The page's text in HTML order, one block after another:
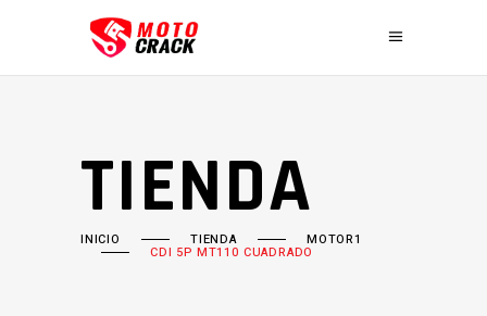
TIENDA
INICIO TIENDA MOTOR1
CDI 5P MT110 CUADRADO